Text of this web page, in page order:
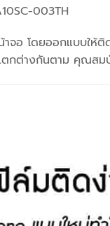
003TH
อ โดยออกแบบให้ติ
กต่างกันตาม คุณสม